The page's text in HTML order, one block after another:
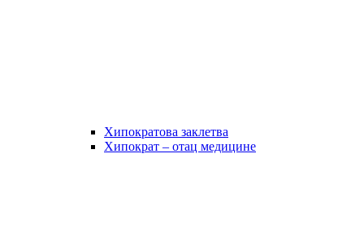
Хипократова заклетва
Хипократ – отац медицине